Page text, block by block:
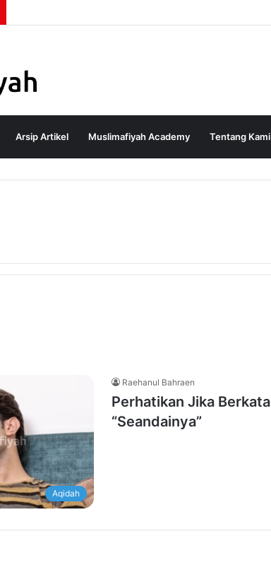
Arsip Artikel Muslimafiyah Academy Tentang Kami
Aqidah
Raehanul Bahraen
Perhatikan Jika Berkata
“Seandainya”